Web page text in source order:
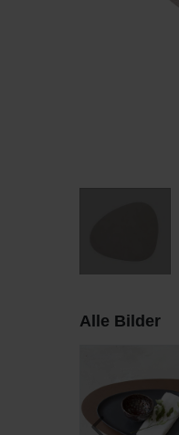
Alle Bilder